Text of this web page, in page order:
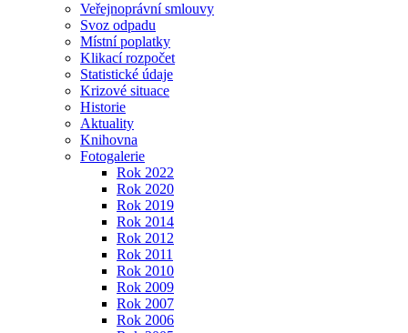
Veřejnoprávní smlouvy
Svoz odpadu
Místní poplatky
Klikací rozpočet
Statistické údaje
Krizové situace
Historie
Aktuality
Knihovna
Fotogalerie
Rok 2022
Rok 2020
Rok 2019
Rok 2014
Rok 2012
Rok 2011
Rok 2010
Rok 2009
Rok 2007
Rok 2006